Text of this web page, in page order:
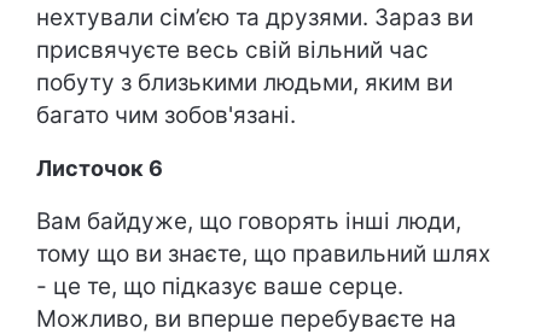
нехтували сім’єю та друзями. Зараз ви
присвячуєте весь свій вільний час
побуту з близькими людьми, яким ви
багато чим зобов'язані.
Листочок 6
Вам байдуже, що говорять інші люди,
тому що ви знаєте, що правильний шлях
- це те, що підказує ваше серце.
Можливо, ви вперше перебуваєте на